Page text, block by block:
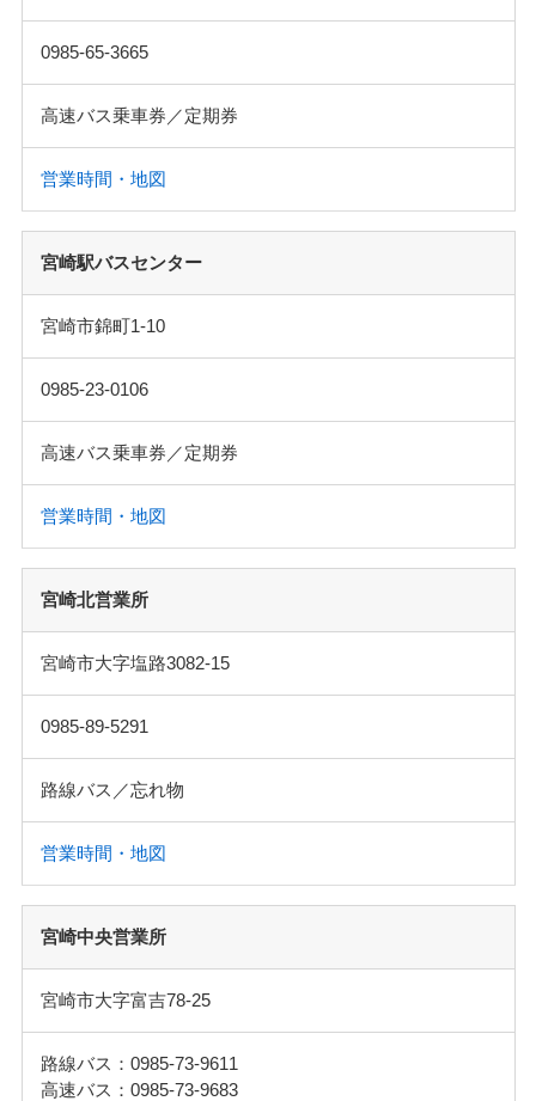
0985-65-3665
高速バス乗車券／定期券
営業時間・地図
宮崎駅バスセンター
宮崎市錦町1-10
0985-23-0106
高速バス乗車券／定期券
営業時間・地図
宮崎北営業所
宮崎市大字塩路3082-15
0985-89-5291
路線バス／忘れ物
営業時間・地図
宮崎中央営業所
宮崎市大字富吉78-25
路線バス：0985-73-9611
高速バス：0985-73-9683